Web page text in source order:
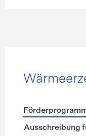
Ausschreibung